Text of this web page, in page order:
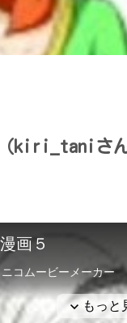
（kiri_taniさ